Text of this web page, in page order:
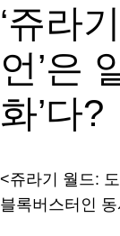
‘쥬라
언’은
화’다?
<쥬라기 월드:
블록버스터인